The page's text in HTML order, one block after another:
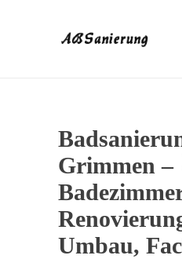
Grimmen –
Umbau,